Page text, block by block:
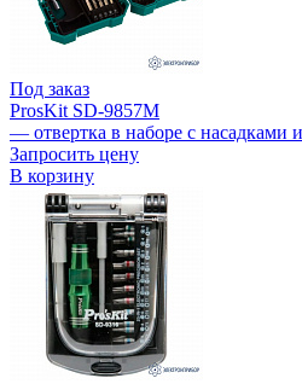
Под заказ
ProsKit SD-9857M
— отвертка в наборе с насадками
Запросить цену
В корзину